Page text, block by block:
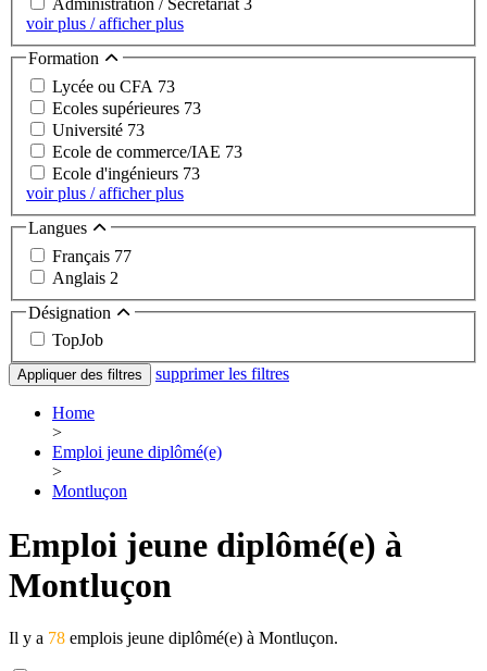
Administration / Secrétariat3
voir plus / afficher plus
Formation
Lycée ou CFA 73
Ecoles supérieures 73
Université 73
Ecole de commerce/IAE 73
Ecole d'ingénieurs 73
voir plus / afficher plus
Langues
Français 77
Anglais 2
Désignation
TopJob
Appliquer des filtres supprimer les filtres
Home
>
Emploi jeune diplômé(e)
>
Montluçon
Emploi jeune diplômé(e) à
Montluçon
Il y a 78 emplois jeune diplômé(e) à Montluçon.